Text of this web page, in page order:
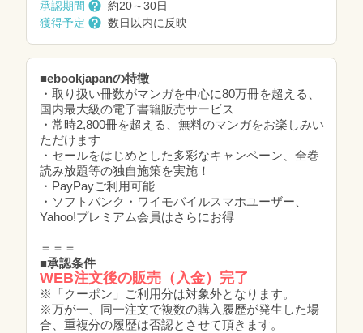
承認期間
約20～30日
獲得予定
数日以内に反映
■ebookjapanの特徴
・取り扱い冊数がマンガを中心に80万冊を超える、
国内最大級の電子書籍販売サービス
・常時2,800冊を超える、無料のマンガをお楽しみい
ただけます
・セールをはじめとした多彩なキャンペーン、全巻
読み放題等の独自施策を実施！
・PayPayご利用可能
・ソフトバンク・ワイモバイルスマホユーザー、
Yahoo!プレミアム会員はさらにお得
＝＝＝
■承認条件
WEB注文後の販売（入金）完了
※「クーポン」ご利用分は対象外となります。
※万が一、同一注文で複数の購入履歴が発生した場
合、重複分の履歴は否認とさせて頂きます。